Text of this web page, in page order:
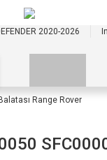
2020-2026
Range Rover